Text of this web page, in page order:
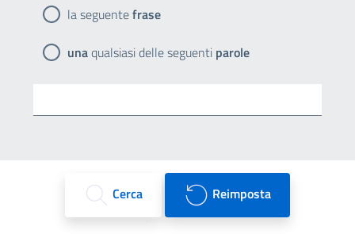
la seguentefrase
unaqualsiasi delle seguenti parole
Cerca Reimposta